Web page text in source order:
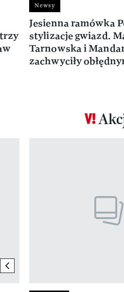
Newsy
Jesienna ramówka
stylizacje gwiazd.
Tarnowska i
zachwyciły
previous element